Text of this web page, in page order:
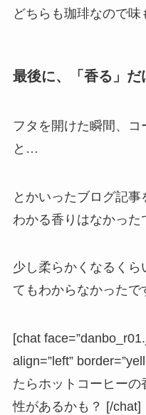
どちらも珈琲なので味
最後に、「香る」だ
フタを開けた瞬間、
と…
とかいったブログ記
わかる香りはなかった
少し柔らかくなるく
てもわからなかったで
[chat
align=”left”
たらホットコーヒー
性があるかも？ [/chat]